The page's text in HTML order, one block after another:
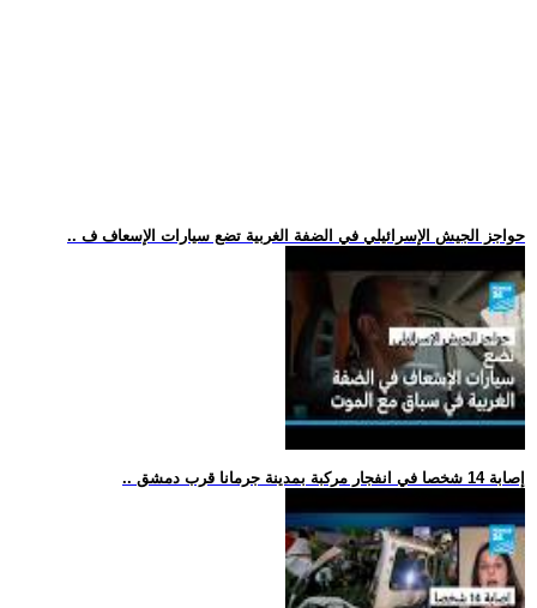
.. حواجز الجيش الإسرائيلي في الضفة الغربية تضع سيارات الإسعاف ف
.. إصابة 14 شخصا في انفجار مركبة بمدينة جرمانا قرب دمشق